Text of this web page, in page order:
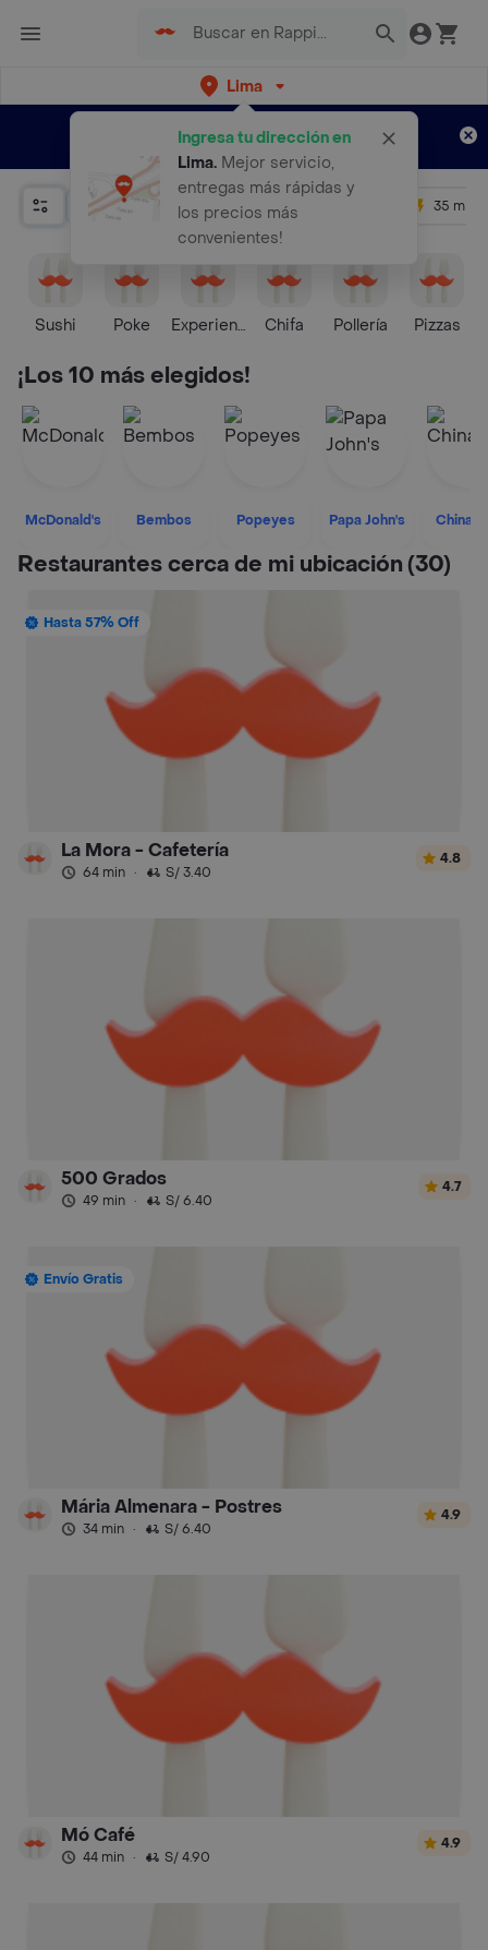
Lima
Ingresa tu dirección en
Lima. Mejor servicio,
entregas más rápidas y
los precios más
convenientes!
envíos gratis por semanas Aplican TyC
Relevancia Promos 35 mins
Sushi Poke Experiencias Culinarias
Chifa Pollería Pizzas
¡Los 10 más elegidos!
McDonald's Bembos Popeyes Papa John's
Restaurantes cerca de mi ubicación(30)
Hasta 57% Off
La Mora - Cafetería
64 min · S/ 3.40
4.8
500 Grados
49 min · S/ 6.40
4.7
Envío Gratis
Mária Almenara - Postres
34 min · S/ 6.40
4.9
Mó Café
44 min · S/ 4.90
4.9